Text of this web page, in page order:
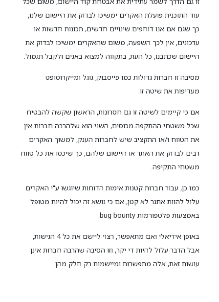
עוד התוכנית פועלת האקרים ימשיכו לבדוק את היישום שלנו,
כך שגם אם אנו דוחפים שינויים חדשים, תכונות חדשות או
עדכונים, אין לכך השפעה, משום שהאקרים ימשיכו לבדוק את
היישום שכתבנו, כל העת, בתקווה למצוא באגים ולקבל תגמול.
מסיבה זו חברות גדולות כמו פייסבוק, גוגל ומייקרוסופט
מעדיפות את שיטה זו.
אם כי קיימים לשיטה זו גם חסרונות, הראשון שקשה להבטיח
שכל משטחי ההתקפה מכוסים, השני הוא שלהרבה חברות אין
את הטווח ו/או התקציב שיש לחברות הענק, למשוך האקרים
רבים לבדוק את האתר או היישום שלהם, כך שיכסו את כל טווח
משטחי התקיפה.
כמו כן, עבור חברות קטנות אימות הדוחות שיוגשו ע"י האקרים
עלול להוות אתגר לא קטן, אם כי נושא זה יכול להיות מטופל
באמצעות פלטפורמות bug bounty.
באופן אידיאלי ואם מתאפשר, רצוי ליישם את כל 4 הגישות,
אבל הדבר עלול להיות די יקר, וזו הסיבה שהרבה חברות אינן
עושות זאת, אלה מתפשרות ומיישמות רק חלק מהן.